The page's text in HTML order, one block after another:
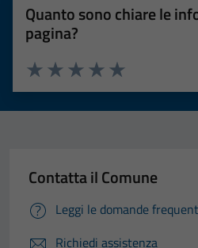
Quanto sono chiare le
pagina?
Valuta 5 stelle
Valuta 4 stelle su 5
Valuta 3 stelle su 5
Valuta 2 stelle su 5
Valuta 1 stelle su 5
Contatta il Comune
Leggi le domande
Richiedi assistenza